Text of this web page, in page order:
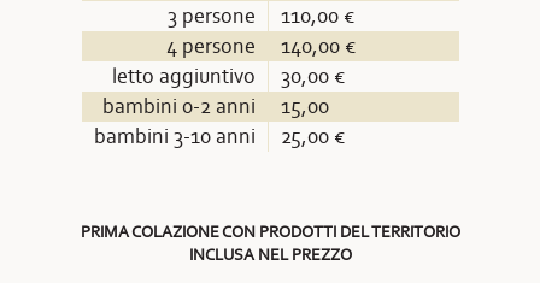
3 persone
110,00 €
4 persone
140,00 €
letto aggiuntivo
30,00 €
bambini 0-2 anni
15,00
bambini 3-10 anni
25,00 €
PRIMA COLAZIONE CON PRODOTTI DEL TERRITORIO
INCLUSA NEL PREZZO